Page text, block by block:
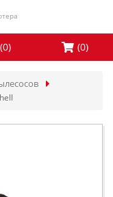
(0) (0)